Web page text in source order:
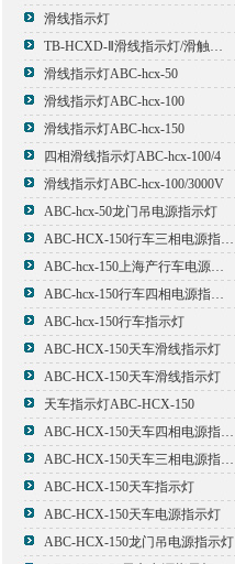
滑线指示灯
TB-HCXD-Ⅱ滑线指示灯/滑触线指示灯
滑线指示灯ABC-hcx-50
滑线指示灯ABC-hcx-100
滑线指示灯ABC-hcx-150
四相滑线指示灯ABC-hcx-100/4
滑线指示灯ABC-hcx-100/3000V
ABC-hcx-50龙门吊电源指示灯
ABC-HCX-150行车三相电源指示灯
ABC-hcx-150上海产行车电源指示灯
ABC-hcx-150行车四相电源指示灯
ABC-hcx-150行车指示灯
ABC-HCX-150天车滑线指示灯
ABC-HCX-150天车滑线指示灯
天车指示灯ABC-HCX-150
ABC-HCX-150天车四相电源指示灯
ABC-HCX-150天车三相电源指示灯
ABC-HCX-150天车指示灯
ABC-HCX-150天车电源指示灯
ABC-HCX-150龙门吊电源指示灯